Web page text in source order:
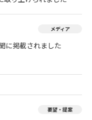
メディア
に掲載されました
要望・提案